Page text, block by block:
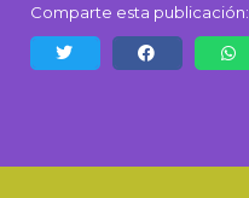
Comparte esta publicación: